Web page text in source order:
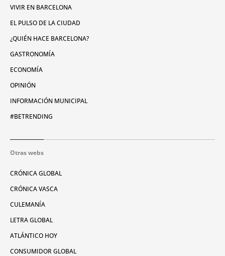
VIVIR EN BARCELONA
EL PULSO DE LA CIUDAD
¿QUIÉN HACE BARCELONA?
GASTRONOMÍA
ECONOMÍA
OPINIÓN
INFORMACIÓN MUNICIPAL
#BETRENDING
Otras webs
CRÓNICA GLOBAL
CRÓNICA VASCA
CULEMANÍA
LETRA GLOBAL
ATLÁNTICO HOY
CONSUMIDOR GLOBAL